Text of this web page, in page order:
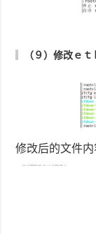
DNS１的IP地
DNS２的IP地
６８.１００.２）
（１０）：重